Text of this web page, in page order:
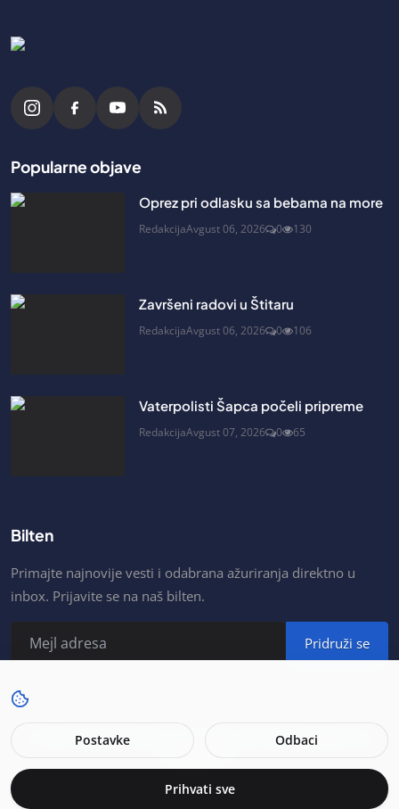
Popularne objave
Oprez pri odlasku sa bebama na more
RedakcijaAvgust 06, 2026 0 130
Završeni radovi u Štitaru
RedakcijaAvgust 06, 2026 0 106
Vaterpolisti Šapca počeli pripreme
RedakcijaAvgust 07, 2026 0 65
Bilten
Primajte najnovije vesti i odabrana ažuriranja direktno u
inbox. Prijavite se na naš bilten.
Pridruži se
© 2026. Portal As Šabac. All rights reserved. Developer by
Politika privatnosti
Postavke Odbaci
Prihvati sve